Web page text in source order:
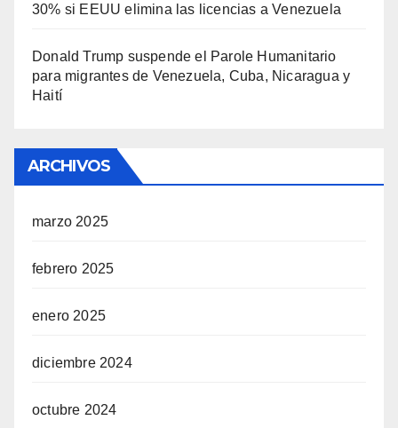
30% si EEUU elimina las licencias a Venezuela
Donald Trump suspende el Parole Humanitario
para migrantes de Venezuela, Cuba, Nicaragua y
Haití
ARCHIVOS
marzo 2025
febrero 2025
enero 2025
diciembre 2024
octubre 2024